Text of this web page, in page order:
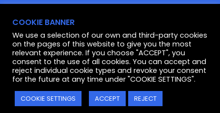
© ATLA S.R.L.All rights reserved.
Privacy Policy|Cookie Policy
P.IVAIT 02300170012
PoweringExcellentTechnology
COOKIE BANNER
We use a selection of our own and third-party cookies
on the pages of this website to give you the most
relevant experience. If you choose "ACCEPT", you
consent to the use of all cookies. You can accept and
reject individual cookie types and revoke your consent
for the future at any time under "COOKIE SETTINGS".
COOKIE SETTINGS ACCEPT REJECT